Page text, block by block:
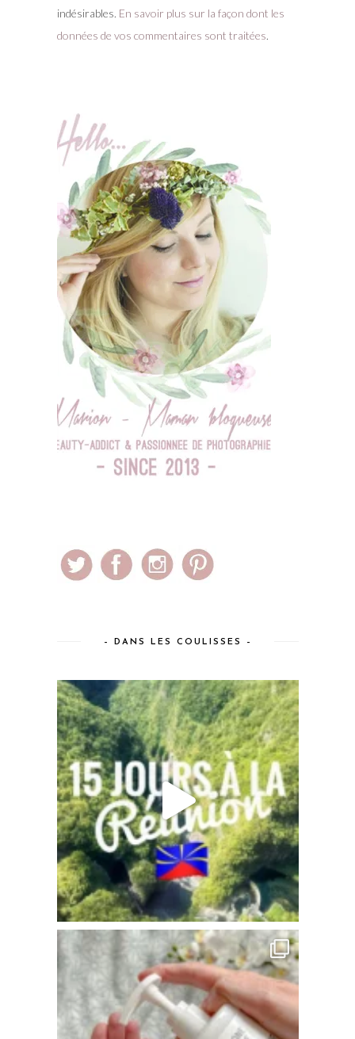
indésirables. En savoir plus sur la façon dont les
données de vos commentaires sont traitées.
– DANS LES COULISSES –